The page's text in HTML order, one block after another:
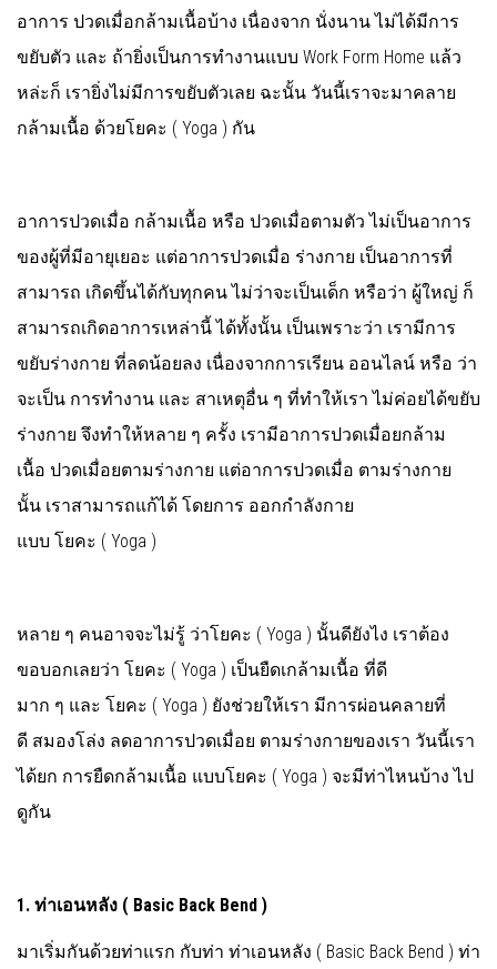
อาการ ปวดเมื่อกล้ามเนื้อบ้าง เนื่องจาก นั่งนาน ไม่ได้มีการ
ขยับตัว และ ถ้ายิ่งเป็นการทำงานแบบ Work Form Home แล้ว
หล่ะก็ เรายิ่งไม่มีการขยับตัวเลย ฉะนั้น วันนี้เราจะมาคลาย
กล้ามเนื้อ ด้วยโยคะ ( Yoga ) กัน
อาการปวดเมื่อ กล้ามเนื้อ หรือ ปวดเมื่อตามตัว ไม่เป็นอาการ
ของผู้ที่มีอายุเยอะ แต่อาการปวดเมื่อ ร่างกาย เป็นอาการที่
สามารถ เกิดขึ้นได้กับทุกคน ไม่ว่าจะเป็นเด็ก หรือว่า ผู้ใหญ่ ก็
สามารถเกิดอาการเหล่านี้ ได้ทั้งนั้น เป็นเพราะว่า เรามีการ
ขยับร่างกาย ที่ลดน้อยลง เนื่องจากการเรียน ออนไลน์ หรือ ว่า
จะเป็น การทำงาน และ สาเหตุอื่น ๆ ที่ทำให้เรา ไม่ค่อยได้ขยับ
ร่างกาย จึงทำให้หลาย ๆ ครั้ง เรามีอาการปวดเมื่อยกล้าม
เนื้อ ปวดเมื่อยตามร่างกาย แต่อาการปวดเมื่อ ตามร่างกาย
นั้น เราสามารถแก้ได้ โดยการ ออกกำลังกาย
แบบ โยคะ ( Yoga )
หลาย ๆ คนอาจจะไม่รู้ ว่าโยคะ ( Yoga ) นั้นดียังไง เราต้อง
ขอบอกเลยว่า โยคะ ( Yoga ) เป็นยืดเกล้ามเนื้อ ที่ดี
มาก ๆ และ โยคะ ( Yoga ) ยังช่วยให้เรา มีการผ่อนคลายที่
ดี สมองโล่ง ลดอาการปวดเมื่อย ตามร่างกายของเรา วันนี้เรา
ได้ยก การยืดกล้ามเนื้อ แบบโยคะ ( Yoga ) จะมีท่าไหนบ้าง ไป
ดูกัน
1. ท่าเอนหลัง ( Basic Back Bend )
มาเริ่มกันด้วยท่าแรก กับท่า ท่าเอนหลัง ( Basic Back Bend ) ท่า